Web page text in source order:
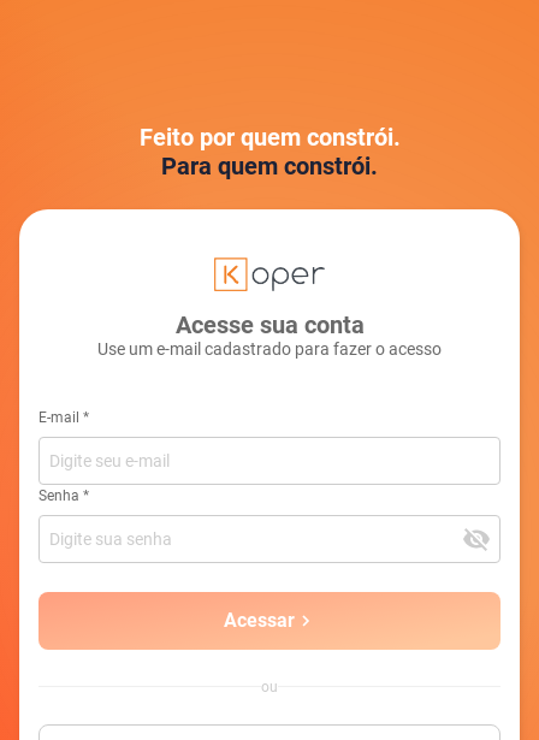
Acesse sua conta
Use um e-mail cadastrado para fazer o acesso
E-mail *
Senha *
Acessar
ou
Feito por quem constrói.
Para quem constrói.